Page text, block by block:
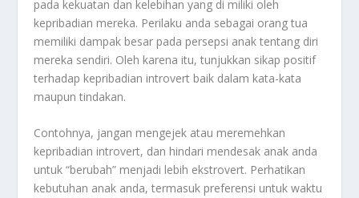
pada kekuatan dan kelebihan yang di miliki oleh
kepribadian mereka. Perilaku anda sebagai orang tua
memiliki dampak besar pada persepsi anak tentang diri
mereka sendiri. Oleh karena itu, tunjukkan sikap positif
terhadap kepribadian introvert baik dalam kata-kata
maupun tindakan.
Contohnya, jangan mengejek atau meremehkan
kepribadian introvert, dan hindari mendesak anak anda
untuk “berubah” menjadi lebih ekstrovert. Perhatikan
kebutuhan anak anda, termasuk preferensi untuk waktu